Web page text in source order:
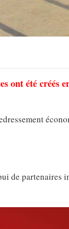
ont été créés
de partenaires